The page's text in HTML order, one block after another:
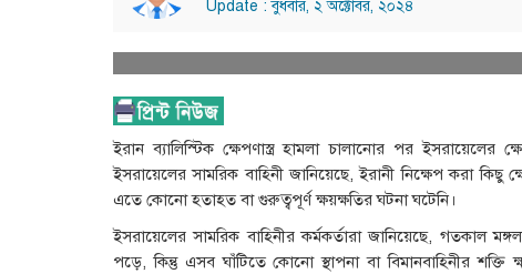
Update : বুধবার, ২ অক্টোবর, ২০২৪
ইরান ব্যালিস্টিক ক্ষেপণাস্ত্র হামলা চালানোর পর ইসরায়েলের
ইসরায়েলের সামরিক বাহিনী জানিয়েছে, ইরানী নিক্ষেপ করা কিছু
এতে কোনো হতাহত বা গুরুত্বপূর্ণ ক্ষয়ক্ষতির ঘটনা ঘটেনি।
ইসরায়েলের সামরিক বাহিনীর কর্মকর্তারা জানিয়েছে, গতকাল
পড়ে, কিন্তু এসব ঘাঁটিতে কোনো স্থাপনা বা বিমানবাহিনীর